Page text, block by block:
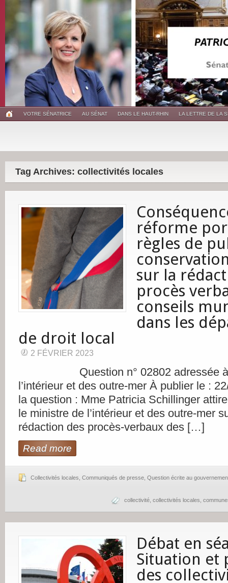
VOTRE SÉNATRICE AU SÉNAT DANS LE HAUT-RHIN LA LETTRE DE LA
Tag Archives: collectivités locales
réforme
règles de
sur la
procès
conseils
dans les
de droit local
2 FÉVRIER 2023
Question n° 02802 adressée à
l’intérieur et des outre-mer À publier le :
la question : Mme Patricia Schillinger
le ministre de l’intérieur et des outre-mer
rédaction des procès-verbaux des […]
Read more
Collectivités locales Communiqués de presse Question écrite au
collectivité collectivités locales
Débat en
Situation et
des